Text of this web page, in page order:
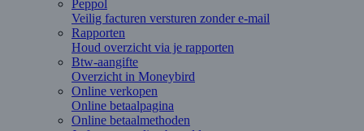
Peppol
Veilig facturen versturen zonder e-mail
Rapporten
Houd overzicht via je rapporten
Btw-aangifte
Overzicht in Moneybird
Online verkopen
Online betaalpagina
Online betaalmethoden